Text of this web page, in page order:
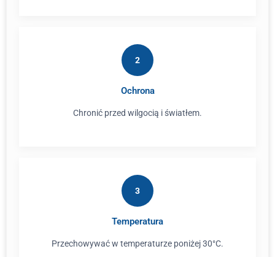
2
Ochrona
Chronić przed wilgocią i światłem.
3
Temperatura
Przechowywać w temperaturze poniżej 30°C.